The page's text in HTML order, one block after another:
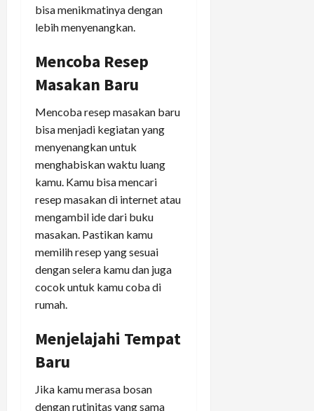
bisa menikmatinya dengan
lebih menyenangkan.
Mencoba Resep
Masakan Baru
Mencoba resep masakan baru
bisa menjadi kegiatan yang
menyenangkan untuk
menghabiskan waktu luang
kamu. Kamu bisa mencari
resep masakan di internet atau
mengambil ide dari buku
masakan. Pastikan kamu
memilih resep yang sesuai
dengan selera kamu dan juga
cocok untuk kamu coba di
rumah.
Menjelajahi Tempat
Baru
Jika kamu merasa bosan
dengan rutinitas yang sama